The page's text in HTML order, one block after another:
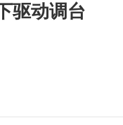
驱动调台